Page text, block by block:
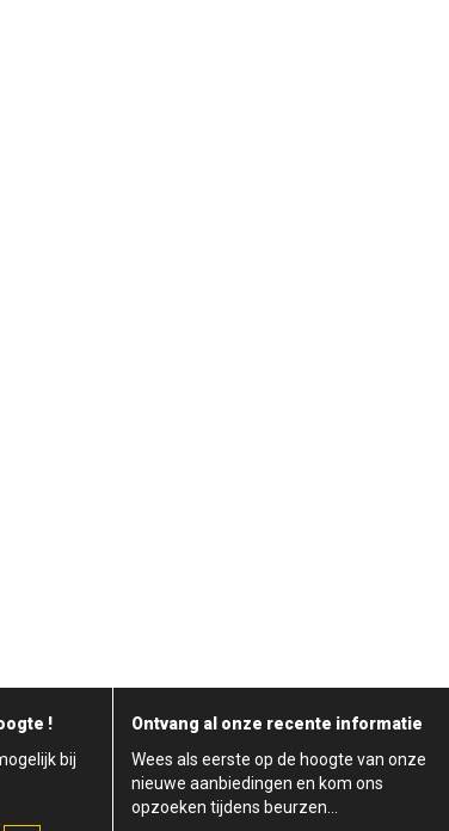
!
bij
Ontvang al onze recente informatie
Wees als eerste op de hoogte van onze
nieuwe aanbiedingen en kom ons
opzoeken tijdens beurzen…